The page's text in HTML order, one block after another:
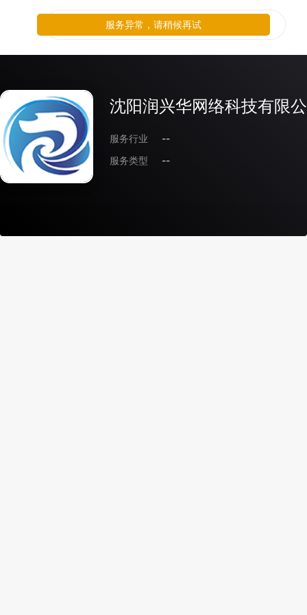
沈阳润兴华网络科技有限
服务行业
--
服务类型
--
服务异常，请稍候再试